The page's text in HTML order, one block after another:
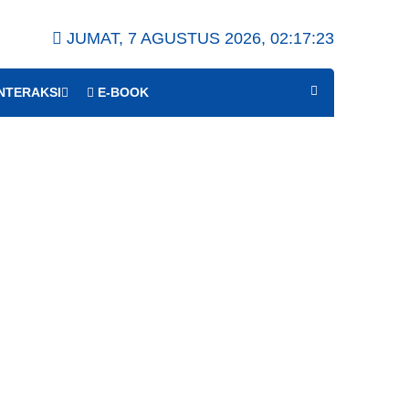
JUMAT, 7 AGUSTUS 2026, 02:17:23
E-BOOK